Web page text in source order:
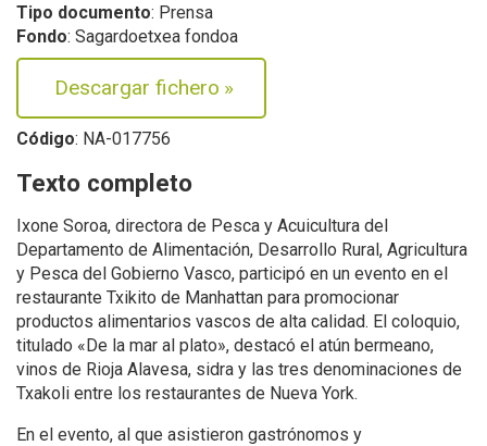
Tipo documento: Prensa
Fondo: Sagardoetxea fondoa
Descargar fichero »
Código: NA-017756
Texto completo
Ixone Soroa, directora de Pesca y Acuicultura del
Departamento de Alimentación, Desarrollo Rural, Agricultura
y Pesca del Gobierno Vasco, participó en un evento en el
restaurante Txikito de Manhattan para promocionar
productos alimentarios vascos de alta calidad. El coloquio,
titulado «De la mar al plato», destacó el atún bermeano,
vinos de Rioja Alavesa, sidra y las tres denominaciones de
Txakoli entre los restaurantes de Nueva York.
En el evento, al que asistieron gastrónomos y